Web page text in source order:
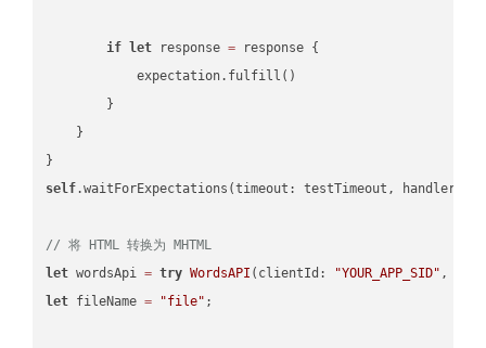
if let response = response {
            expectation.fulfill()
        }
    }
self.waitForExpectations(timeout: testTimeout, handler:
// 将 HTML 转换为 MHTML
let wordsApi = try WordsAPI (clientId: "YOUR_APP_SID" ,
let fileName = "file" ;